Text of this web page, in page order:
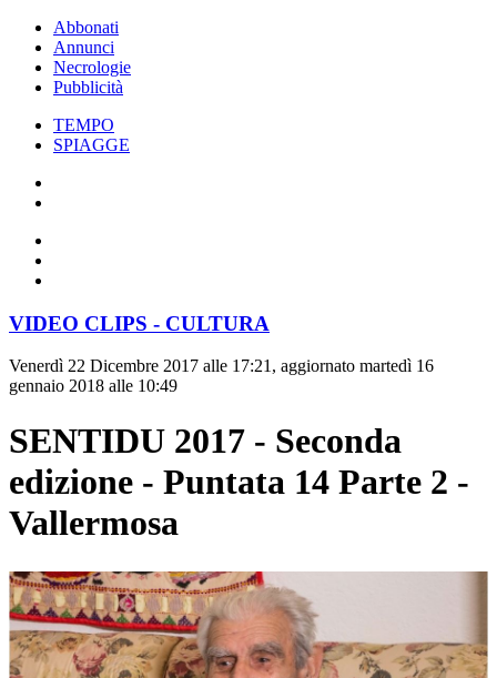
Abbonati
Annunci
Necrologie
Pubblicità
TEMPO
SPIAGGE
VIDEO CLIPS - CULTURA
Venerdì 22 Dicembre 2017 alle 17:21, aggiornato martedì 16
gennaio 2018 alle 10:49
SENTIDU 2017 - Seconda
edizione - Puntata 14 Parte 2 -
Vallermosa